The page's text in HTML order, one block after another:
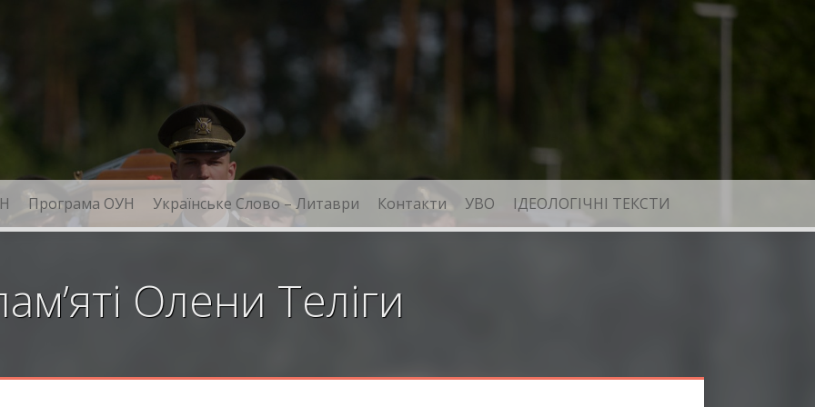
Програма ОУН Українське Слово – Литаври Контакти УВО ІДЕОЛОГІЧНІ ТЕКСТИ
Олени Теліги